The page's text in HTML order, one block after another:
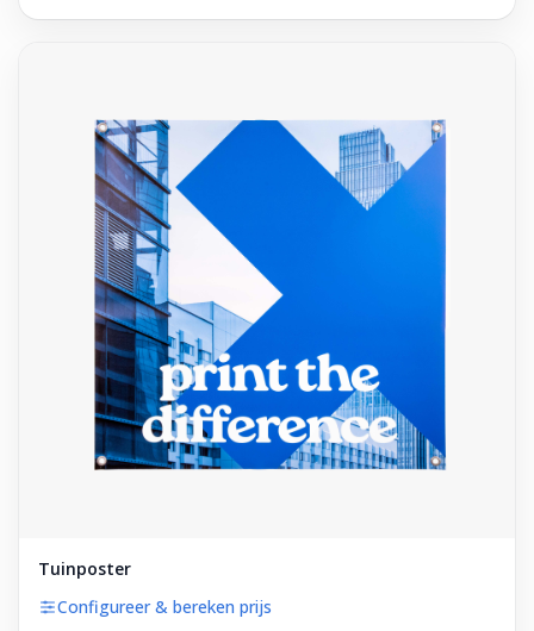
Tuinposter
Configureer & bereken prijs